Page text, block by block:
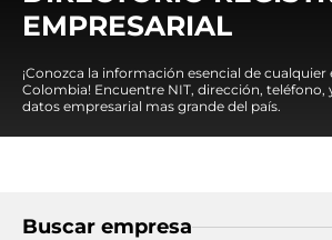
EMPRESARIAL
¡Conozca la información esencial de cualquier
Colombia! Encuentre NIT, dirección, teléfono,
datos empresarial mas grande del país.
Buscar empresa